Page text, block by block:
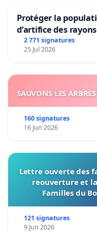
Protéger la
d’artifice des rayons
2 771 signatures
25 Jul 2026
SAUVONS LES
160 signatures
16 Jun 2026
Lettre ouverte des
reouverture et la
Familles du
121 signatures
9 Jun 2026